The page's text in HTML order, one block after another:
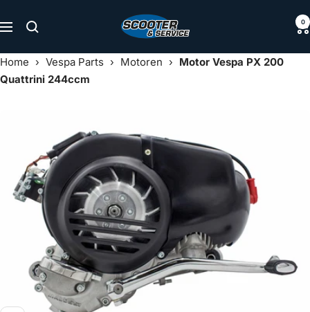
zum
Navigation
Scooter
Service
0
Home › Vespa Parts › Motoren › Motor Vespa PX 200
Quattrini 244ccm